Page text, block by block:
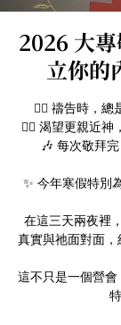
2026 大
立你的
🙋‍♀️ 禱告時，總
🙋‍♂️ 渴望更親近神
🎶 每次敬拜
✨ 今年寒假特別
在這三天兩夜裡
真實與祂面對面
這不只是一個營